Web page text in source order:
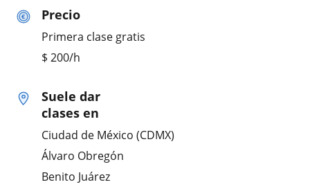
Precio
Primera clase gratis
$ 200/h
Suele dar
clases en
Ciudad de México (CDMX)
Álvaro Obregón
Benito Juárez